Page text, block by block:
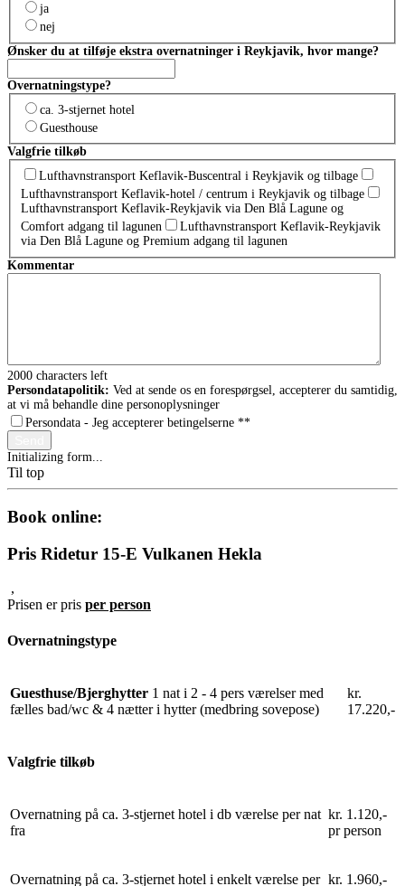
ja
nej
Ønsker du at tilføje ekstra overnatninger i Reykjavik, hvor mange?
Overnatningstype?
ca. 3-stjernet hotel
Guesthouse
Valgfrie tilkøb
Lufthavnstransport Keflavik-Buscentral i Reykjavik og tilbage
Lufthavnstransport Keflavik-hotel / centrum i Reykjavik og tilbage
Lufthavnstransport Keflavik-Reykjavik via Den Blå Lagune og
Comfort adgang til lagunen
Lufthavnstransport Keflavik-Reykjavik
via Den Blå Lagune og Premium adgang til lagunen
Kommentar
2000 characters left
Persondatapolitik: Ved at sende os en forespørgsel, accepterer du samtidig,
at vi må behandle dine personoplysninger
Persondata - Jeg accepterer betingelserne **
Initializing form...
Til top
Book online:
Pris Ridetur 15-E Vulkanen Hekla
,
Prisen er pris per person
Overnatningstype
Guesthuse/Bjerghytter 1 nat i 2 - 4 pers værelser med
fælles bad/wc & 4 nætter i hytter (medbring sovepose)
kr.
17.220,-
Valgfrie tilkøb
Overnatning på ca. 3-stjernet hotel i db værelse per nat
fra
kr. 1.120,-
pr person
Overnatning på ca. 3-stjernet hotel i enkelt værelse per kr. 1.960,-